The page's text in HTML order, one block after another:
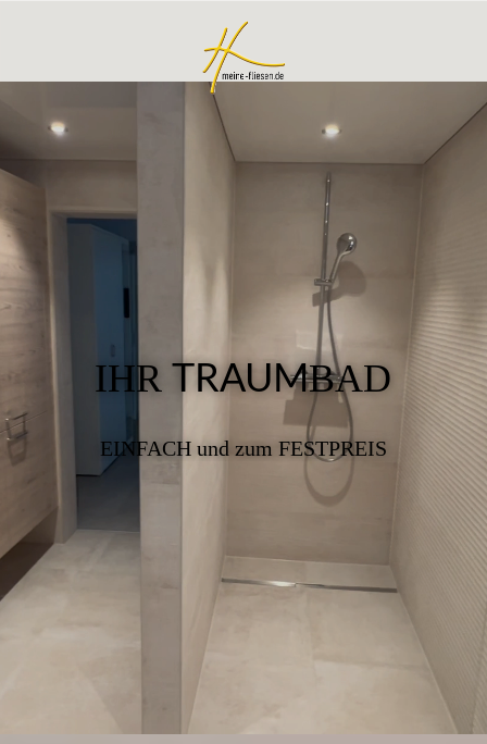
IHRTRAUMBAD
EINFACH und zum FESTPREIS